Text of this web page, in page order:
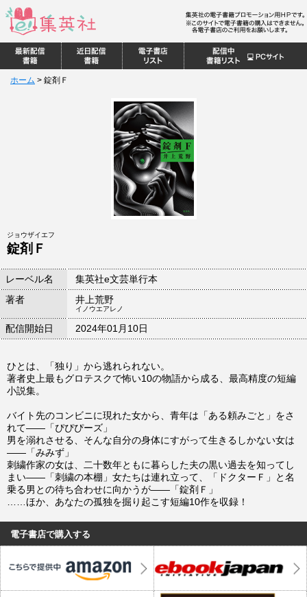
ホーム > 錠剤Ｆ
ジョウザイエフ
錠剤Ｆ
レーベル名
集英社e文芸単行本
著者
井上荒野
イノウエアレノ
配信開始日 2024年01月10日
ひとは、「独り」から逃れられない。
著者史上最もグロテスクで怖い10の物語から成る、最高精度の短編
小説集。
バイト先のコンビニに現れた女から、青年は「ある頼みごと」をさ
れて――「ぴぴぴーズ」
男を溺れさせる、そんな自分の身体にすがって生きるしかない女は
――「みみず」
刺繍作家の女は、二十数年ともに暮らした夫の黒い過去を知ってし
まい――「刺繍の本棚」女たちは連れ立って、「ドクターＦ」と名
乗る男との待ち合わせに向かうが――「錠剤Ｆ」
……ほか、あなたの孤独を掘り起こす短編10作を収録！
電子書店で購入する